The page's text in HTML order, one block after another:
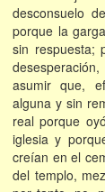
desconsuelo
porque la
sin respuesta;
asumir que,
alguna y sin
real porque
iglesia y
creían en el
del templo,